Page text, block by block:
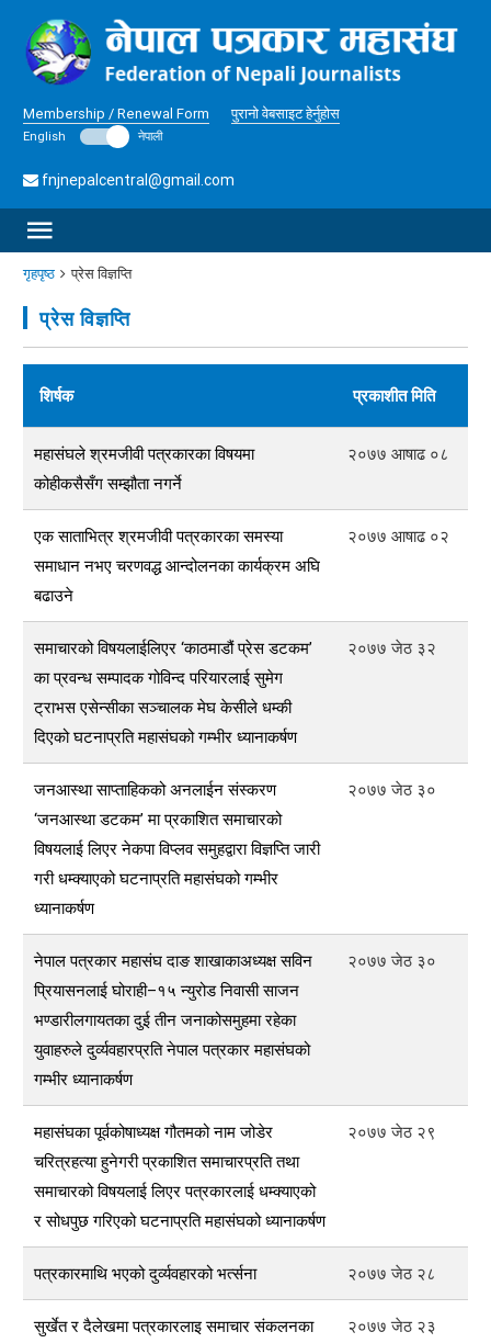
Membership / Renewal Form पुरानो वेबसाइट हेर्नुहोस
English नेपाली
fnjnepalcentral@gmail.com
गृहपृष्ठ प्रेस विज्ञप्ति
प्रेस विज्ञप्ति
शिर्षक प्रकाशीत मिति
महासंघले श्रमजीवी पत्रकारका विषयमा
कोहीकसैसँग सम्झौता नगर्ने
२०७७ आषाढ ०८
एक साताभित्र श्रमजीवी पत्रकारका समस्या
समाधान नभए चरणवद्ध आन्दोलनका कार्यक्रम अघि
बढाउने
२०७७ आषाढ ०२
समाचारको विषयलाईलिएर ‘काठमाडौं प्रेस डटकम’
का प्रवन्ध सम्पादक गोविन्द परियारलाई सुमेग
ट्राभस एसेन्सीका सञ्चालक मेघ केसीले धम्की
दिएको घटनाप्रति महासंघको गम्भीर ध्यानाकर्षण
२०७७ जेठ ३२
जनआस्था साप्ताहिकको अनलाईन संस्करण
‘जनआस्था डटकम’ मा प्रकाशित समाचारको
विषयलाई लिएर नेकपा विप्लव समुहद्वारा विज्ञप्ति जारी
गरी धम्क्याएको घटनाप्रति महासंघको गम्भीर
ध्यानाकर्षण
२०७७ जेठ ३०
नेपाल पत्रकार महासंघ दाङ शाखाकाअध्यक्ष सविन
प्रियासनलाई घोराही–१५ न्युरोड निवासी साजन
भण्डारीलगायतका दुई तीन जनाकोसमुहमा रहेका
युवाहरुले दुर्व्यवहारप्रति नेपाल पत्रकार महासंघको
गम्भीर ध्यानाकर्षण
२०७७ जेठ ३०
महासंघका पूर्वकोषाध्यक्ष गौतमको नाम जोडेर
चरित्रहत्या हुनेगरी प्रकाशित समाचारप्रति तथा
समाचारको विषयलाई लिएर पत्रकारलाई धम्क्याएको
र सोधपुछ गरिएको घटनाप्रति महासंघको ध्यानाकर्षण
२०७७ जेठ २९
पत्रकारमाथि भएको दुर्व्यवहारको भर्त्सना २०७७ जेठ २८
सुर्खेत र दैलेखमा पत्रकारलाइ समाचार संकलनका
२०७७ जेठ २३